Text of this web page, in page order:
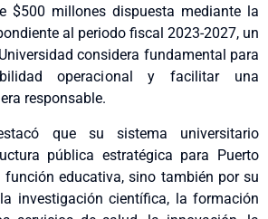
$500 millones dispuesta mediante la
al periodo fiscal 2023-2027, un
considera fundamental para
operacional y facilitar una
responsable.
que su sistema universitario
pública estratégica para Puerto
función educativa, sino también por su
investigación científica, la formación